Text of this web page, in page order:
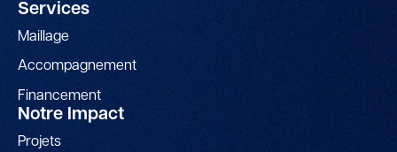
Services
Maillage
Accompagnement
Financement
Notre Impact
Projets